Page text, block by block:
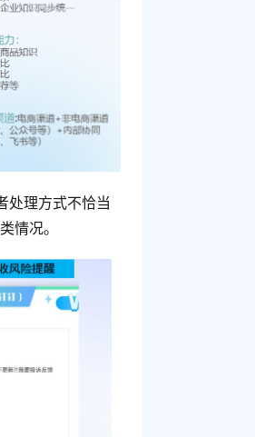
处理方式不恰当
情况。